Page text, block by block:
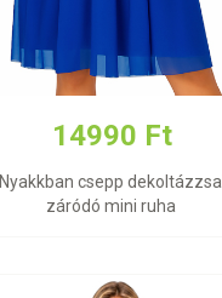
14990 Ft
Nyakkban csepp dekoltázzsal
záródó mini ruha